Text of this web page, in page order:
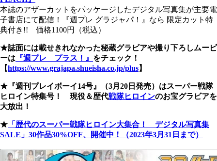
本誌のアザーカットをパッケージしたデジタル写真集が主要電
子書店にて配信！『週プレ グラジャパ！』なら 限定カット特
典付き!! 価格1100円（税込）
★誌面には載せきれなかった秘蔵グラビアや撮り下ろしムービ
ーは 『週プレ プラス！』 をチェック！
【https://www.grajapa.shueisha.co.jp/plus】
★『週刊プレイボーイ14号』（3月20日発売）はスーパー戦隊
ヒロイン特集号！ 現役＆歴代戦隊ヒロインのお宝グラビアを
大放出！
★ 「歴代のスーパー戦隊ヒロイン大集合！ デジタル写真集
SALE」30作品30%OFF、開催中！（2023年3月31日まで）